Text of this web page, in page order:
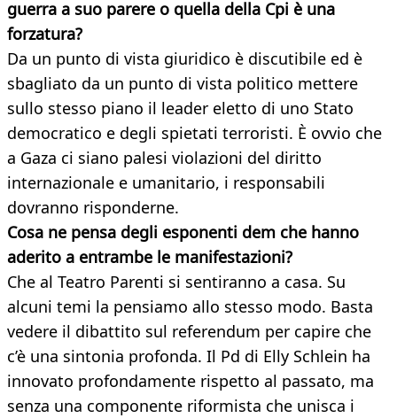
guerra a suo parere o quella della Cpi è una
forzatura?
Da un punto di vista giuridico è discutibile ed è
sbagliato da un punto di vista politico mettere
sullo stesso piano il leader eletto di uno Stato
democratico e degli spietati terroristi. È ovvio che
a Gaza ci siano palesi violazioni del diritto
internazionale e umanitario, i responsabili
dovranno risponderne.
Cosa ne pensa degli esponenti dem che hanno
aderito a entrambe le manifestazioni?
Che al Teatro Parenti si sentiranno a casa. Su
alcuni temi la pensiamo allo stesso modo. Basta
vedere il dibattito sul referendum per capire che
c’è una sintonia profonda. Il Pd di Elly Schlein ha
innovato profondamente rispetto al passato, ma
senza una componente riformista che unisca i